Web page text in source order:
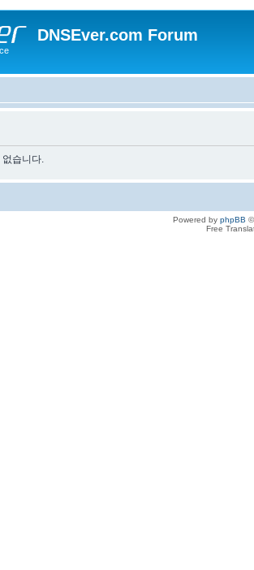
DNSEver.com Forum
습니다.
Powered by phpBB
Free